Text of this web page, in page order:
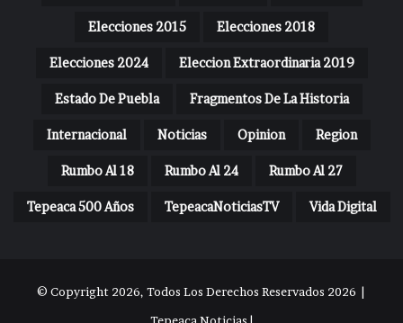
Elecciones 2015 Elecciones 2018
Elecciones 2024 Eleccion Extraordinaria 2019
Estado De Puebla Fragmentos De La Historia
Internacional Noticias Opinion Region
Rumbo Al 18 Rumbo Al 24 Rumbo Al 27
Tepeaca 500 Años TepeacaNoticiasTV Vida Digital
© Copyright 2026, Todos Los Derechos Reservados 2026 |